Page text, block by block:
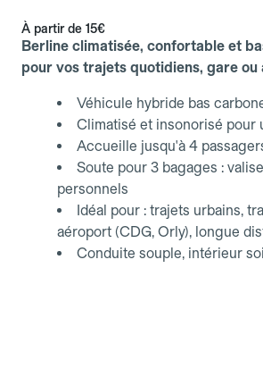
À partir de 15€
Berline climatisée, confortable et
pour vos trajets quotidiens, gare ou
Véhicule hybride bas
Climatisé et insonorisé pour
Accueille jusqu'à 4
Soute pour 3 bagages :
personnels
Idéal pour : trajets urbains,
aéroport (CDG, Orly), longue
Conduite souple, intérieur